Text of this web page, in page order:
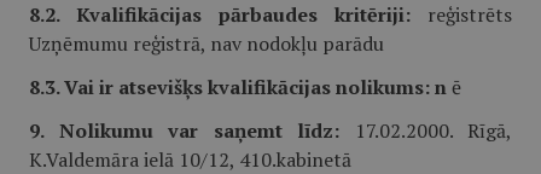
8.2. Kvalifikācijas pārbaudes kritēriji: reģistrēts
Uzņēmumu reģistrā, nav nodokļu parādu
8.3. Vai ir atsevišķs kvalifikācijas nolikums: nē
9. Nolikumu var saņemt līdz: 17.02.2000. Rīgā,
K.Valdemāra ielā 10/12, 410.kabinetā